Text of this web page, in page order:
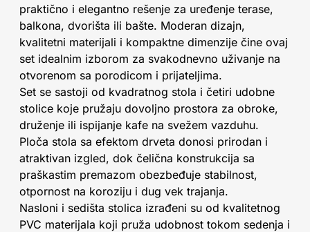
praktično i elegantno rešenje za uređenje terase,
balkona, dvorišta ili bašte. Moderan dizajn,
kvalitetni materijali i kompaktne dimenzije čine ovaj
set idealnim izborom za svakodnevno uživanje na
otvorenom sa porodicom i prijateljima.
Set se sastoji od kvadratnog stola i četiri udobne
stolice koje pružaju dovoljno prostora za obroke,
druženje ili ispijanje kafe na svežem vazduhu.
Ploča stola sa efektom drveta donosi prirodan i
atraktivan izgled, dok čelična konstrukcija sa
praškastim premazom obezbeđuje stabilnost,
otpornost na koroziju i dug vek trajanja.
Nasloni i sedišta stolica izrađeni su od kvalitetnog
PVC materijala koji pruža udobnost tokom sedenja i